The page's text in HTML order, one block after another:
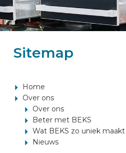
naar
navigatie
OVER ONS
SYSTEMEN
MAATWERK
SECTOREN
Sitemap
Home
Over ons
Over ons
Beter met BEKS
Wat BEKS zo uniek maakt
Nieuws